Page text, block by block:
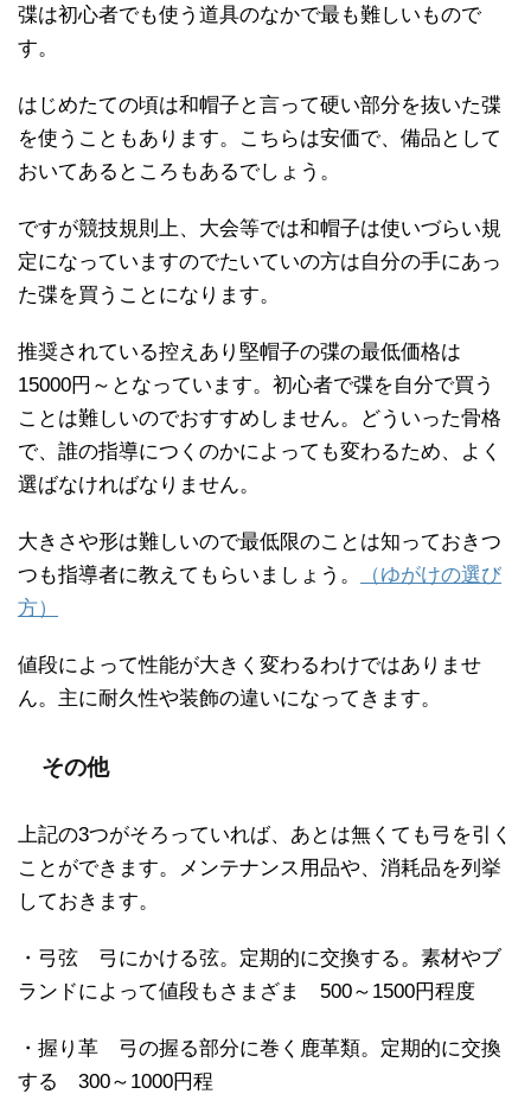
弽は初心者でも使う道具のなかで最も難しいもので
す。
はじめたての頃は和帽子と言って硬い部分を抜いた弽
を使うこともあります。こちらは安価で、備品として
おいてあるところもあるでしょう。
ですが競技規則上、大会等では和帽子は使いづらい規
定になっていますのでたいていの方は自分の手にあっ
た弽を買うことになります。
推奨されている控えあり堅帽子の弽の最低価格は
15000円～となっています。初心者で弽を自分で買う
ことは難しいのでおすすめしません。どういった骨格
で、誰の指導につくのかによっても変わるため、よく
選ばなければなりません。
大きさや形は難しいので最低限のことは知っておきつ
つも指導者に教えてもらいましょう。
（ゆがけの選び
方）
値段によって性能が大きく変わるわけではありませ
ん。主に耐久性や装飾の違いになってきます。
その他
上記の3つがそろっていれば、あとは無くても弓を引く
ことができます。メンテナンス用品や、消耗品を列挙
しておきます。
・弓弦 弓にかける弦。定期的に交換する。素材やブ
ランドによって値段もさまざま 500～1500円程度
・握り革 弓の握る部分に巻く鹿革類。定期的に交換
する 300～1000円程